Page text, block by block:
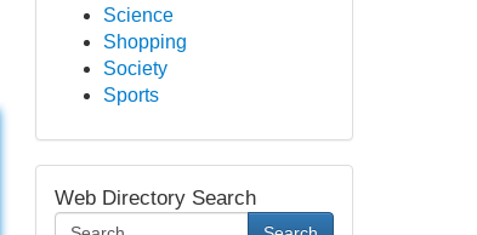
Science
Shopping
Society
Sports
Web Directory Search